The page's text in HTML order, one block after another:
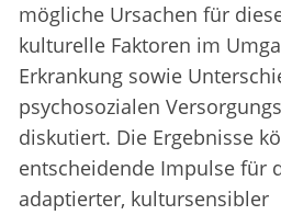
mögliche Ursachen für
kulturelle Faktoren im
Erkrankung sowie
psychosozialen
diskutiert. Die Ergebnisse
entscheidende Impulse für
adaptierter, kultursensibler